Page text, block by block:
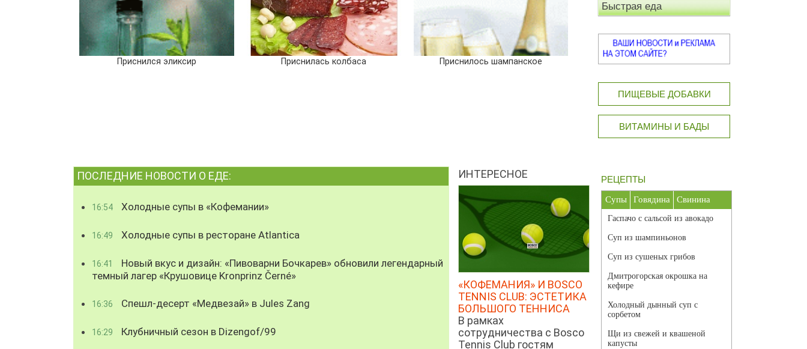
Приснился эликсир Приснилась колбаса Приснилось шампанское
ПОСЛЕДНИЕ НОВОСТИ О ЕДЕ:
16:54 Холодные супы в «Кофемании»
16:49 Холодные супы в ресторане Atlantica
16:41
Новый вкус и дизайн: «Пивоварни Бочкарев» обновили легендарный
темный лагер «Крушовице Kronprinz Černé»
16:36 Спешл-десерт «Медвезай» в Jules Zang
16:29 Клубничный сезон в Dizengof/99
ИНТЕРЕСНОЕ
«КОФЕМАНИЯ» И BOSCO
TENNIS CLUB: ЭСТЕТИКА
БОЛЬШОГО ТЕННИСА
В рамках
сотрудничества с Bosco
Tennis Club гостям
Быстрая еда
ПИЩЕВЫЕ ДОБАВКИ
ВИТАМИНЫ И БАДЫ
РЕЦЕПТЫ
Супы Говядина Свинина
Гаспачо с сальсой из авокадо
Суп из шампиньонов
Суп из сушеных грибов
Дмитрогорская окрошка на
кефире
Холодный дынный суп с
сорбетом
Щи из свежей и квашеной
капусты